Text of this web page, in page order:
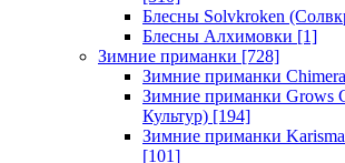
Блесны Solvkroken
Блесны Алхимовки [1]
Зимние приманки [728]
Зимние приманки
Зимние приманки Grows
Культур) [194]
Зимние приманки
[101]